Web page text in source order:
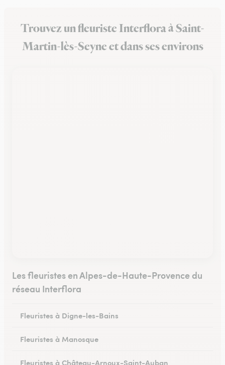
Trouvez un fleuriste Interflora à Saint-
Martin-lès-Seyne et dans ses environs
Les fleuristes en Alpes-de-Haute-Provence du
réseau Interflora
Fleuristes à Digne-les-Bains
Fleuristes à Manosque
Fleuristes à Château-Arnoux-Saint-Auban